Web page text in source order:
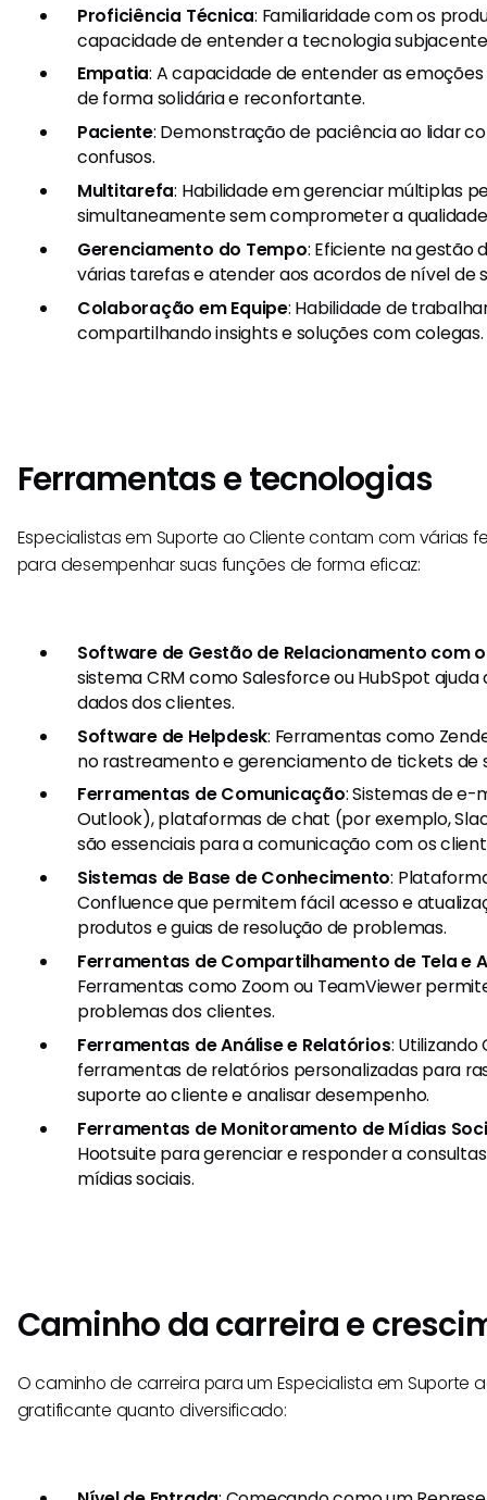
Proficiência Técnica: Familiaridade com os
capacidade de entender a tecnologia
Empatia: A capacidade de entender as
de forma solidária e reconfortante.
Paciente: Demonstração de paciência ao lidar
confusos.
Multitarefa: Habilidade em gerenciar múltiplas
simultaneamente sem comprometer a
Gerenciamento do Tempo: Eficiente na gestão
várias tarefas e atender aos acordos de nível de
Colaboração em Equipe: Habilidade de
compartilhando insights e soluções com colegas.
Ferramentas e tecnologias
Especialistas em Suporte ao Cliente contam com várias
para desempenhar suas funções de forma eficaz:
Software de Gestão de Relacionamento com
sistema CRM como Salesforce ou HubSpot
dados dos clientes.
Software de Helpdesk: Ferramentas como
no rastreamento e gerenciamento de tickets de
Ferramentas de Comunicação: Sistemas de e-
Outlook), plataformas de chat (por exemplo,
são essenciais para a comunicação com os
Sistemas de Base de Conhecimento:
Confluence que permitem fácil acesso e
produtos e guias de resolução de problemas.
Ferramentas de Compartilhamento de Tela e
Ferramentas como Zoom ou TeamViewer
problemas dos clientes.
Ferramentas de Análise e Relatórios: Utilizando
ferramentas de relatórios personalizadas para
suporte ao cliente e analisar desempenho.
Ferramentas de Monitoramento de Mídias
Hootsuite para gerenciar e responder a
mídias sociais.
Caminho da carreira e
O caminho de carreira para um Especialista em Suporte
gratificante quanto diversificado: